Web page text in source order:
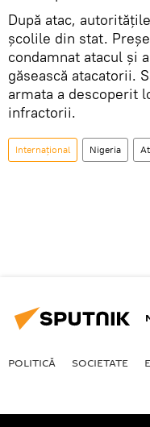
După atac,
școlile din stat.
condamnat atacul și
găsească atacatorii.
armata a descoperit
infractorii.
Internaţional Nigeria
POLITICĂ SOCIETATE